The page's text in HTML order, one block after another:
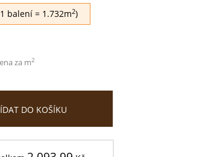
balení = 1.732m2)
za m2
DO KOŠÍKU